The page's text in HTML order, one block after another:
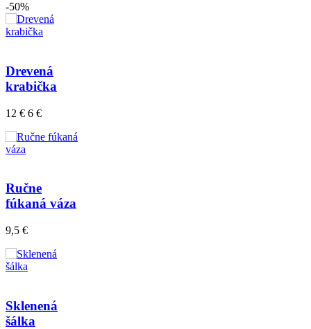
-50%
Drevená
krabička
12 € 6 €
Ručne
fúkaná váza
9,5 €
Sklenená
šálka